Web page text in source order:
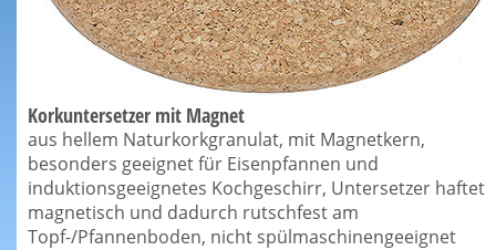
Korkuntersetzer mit Magnet
aus hellem Naturkorkgranulat, mit Magnetkern,
besonders geeignet für Eisenpfannen und
induktionsgeeignetes Kochgeschirr, Untersetzer haftet
magnetisch und dadurch rutschfest am
Topf-/Pfannenboden, nicht spülmaschinengeeignet